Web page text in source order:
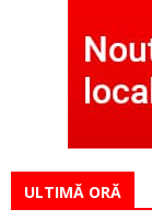
ULTIMĂ ORĂ